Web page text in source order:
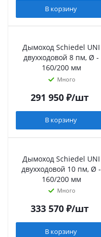
В корзину
Дымоход Schiedel UNI
двухходовой 8 пм, Ø -
160/200 мм
Много
291 950₽/шт
В корзину
Дымоход Schiedel UNI
двухходовой 10 пм, Ø -
160/200 мм
Много
333 570₽/шт
В корзину